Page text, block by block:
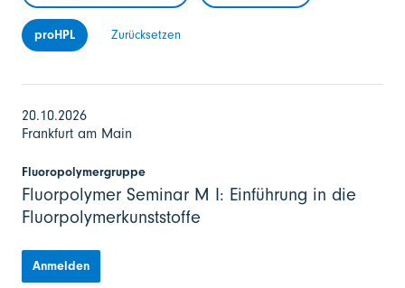
proHPL Zurücksetzen
20.10.2026
Frankfurt am Main
Fluoropolymergruppe
Fluorpolymer Seminar M I: Einführung in die
Fluorpolymerkunststoffe
Anmelden